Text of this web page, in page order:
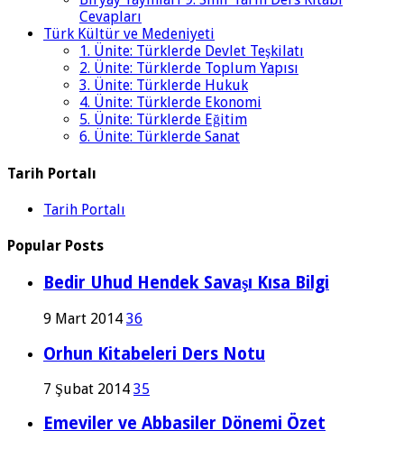
Cevapları
Türk Kültür ve Medeniyeti
1. Ünite: Türklerde Devlet Teşkilatı
2. Ünite: Türklerde Toplum Yapısı
3. Ünite: Türklerde Hukuk
4. Ünite: Türklerde Ekonomi
5. Ünite: Türklerde Eğitim
6. Ünite: Türklerde Sanat
Tarih Portalı
Tarih Portalı
Popular Posts
Bedir Uhud Hendek Savaşı Kısa Bilgi
9 Mart 2014 36
Orhun Kitabeleri Ders Notu
7 Şubat 2014 35
Emeviler ve Abbasiler Dönemi Özet